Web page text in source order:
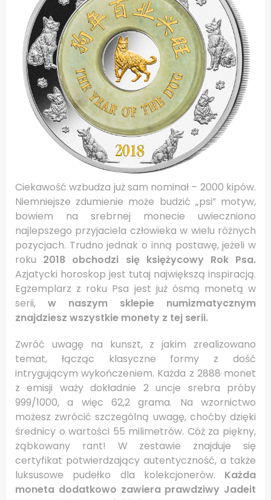
Ciekawość wzbudza już sam nominał – 2000 kipów.
Niemniejsze zdumienie może budzić „psi” motyw,
bowiem na srebrnej monecie uwieczniono
najlepszego przyjaciela człowieka w wielu różnych
pozycjach. Trudno jednak o inną postawę, jeżeli w
roku 2018 obchodzi się księżycowy Rok Psa.
Azjatycki horoskop jest tutaj największą inspiracją.
Egzemplarz z roku Psa jest już ósmą monetą w
serii, w naszym sklepie numizmatycznym
znajdziesz wszystkie monety z tej serii.
Zwróć uwagę na kunszt, z jakim zrealizowano
temat, łącząc klasyczne formy z dość
intrygującym wykończeniem. Każda z 2888 monet
z emisji waży dokładnie 2 uncje srebra próby
999/1000, a więc 62,2 grama. Na wzornictwo
możesz zwrócić szczególną uwagę, choćby dzięki
średnicy o wartości 55 milimetrów. Cóż za piękny,
ząbkowany rant! W zestawie znajduje się
certyfikat potwierdzający autentyczność, a także
luksusowe pudełko dla kolekcjonerów. Każda
moneta dodatkowo zawiera prawdziwy Jadeit